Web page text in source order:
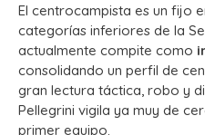
El centrocampista es un fijo
categorías inferiores de la
actualmente compite como
consolidando un perfil de
gran lectura táctica, robo y
Pellegrini vigila ya muy de
primer equipo.